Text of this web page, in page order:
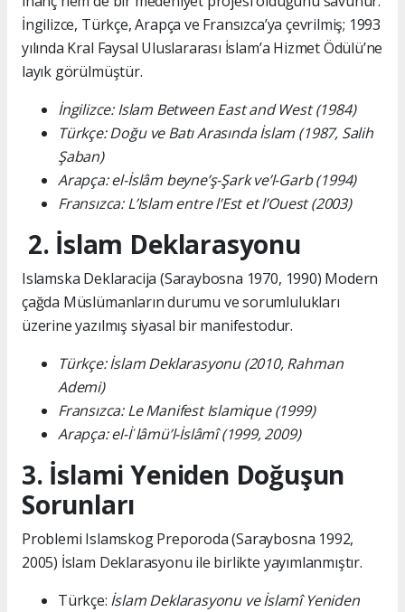
İngilizce, Türkçe, Arapça ve Fransızca’ya çevrilmiş; 1993
yılında Kral Faysal Uluslararası İslam’a Hizmet Ödülü’ne
layık görülmüştür.
İngilizce: Islam Between East and West (1984)
Türkçe: Doğu ve Batı Arasında İslam (1987, Salih
Şaban)
Arapça: el-İslâm beyne’ş-Şark ve’l-Garb (1994)
Fransızca: L’Islam entre l’Est et l’Ouest (2003)
2. İslam Deklarasyonu
Islamska Deklaracija (Saraybosna 1970, 1990) Modern
çağda Müslümanların durumu ve sorumlulukları
üzerine yazılmış siyasal bir manifestodur.
Türkçe: İslam Deklarasyonu (2010, Rahman
Ademi)
Fransızca: Le Manifest Islamique (1999)
Arapça: el-İʿlâmü’l-İslâmî (1999, 2009)
3. İslami Yeniden Doğuşun
Sorunları
Problemi Islamskog Preporoda (Saraybosna 1992,
2005) İslam Deklarasyonu ile birlikte yayımlanmıştır.
Türkçe: İslam Deklarasyonu ve İslamî Yeniden